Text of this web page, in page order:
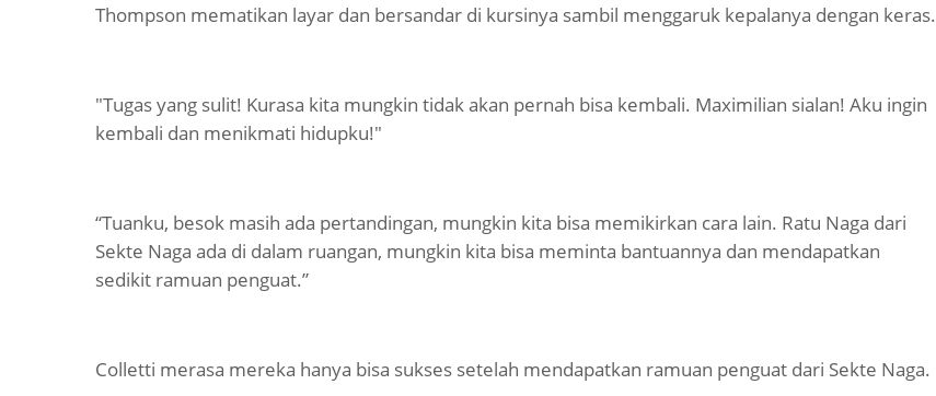
Thompson mematikan layar dan bersandar di kursinya sambil menggaruk kepalanya dengan keras.
"Tugas yang sulit! Kurasa kita mungkin tidak akan pernah bisa kembali. Maximilian sialan! Aku ingin
kembali dan menikmati hidupku!"
“Tuanku, besok masih ada pertandingan, mungkin kita bisa memikirkan cara lain. Ratu Naga dari
Sekte Naga ada di dalam ruangan, mungkin kita bisa meminta bantuannya dan mendapatkan
sedikit ramuan penguat.”
Colletti merasa mereka hanya bisa sukses setelah mendapatkan ramuan penguat dari Sekte Naga.